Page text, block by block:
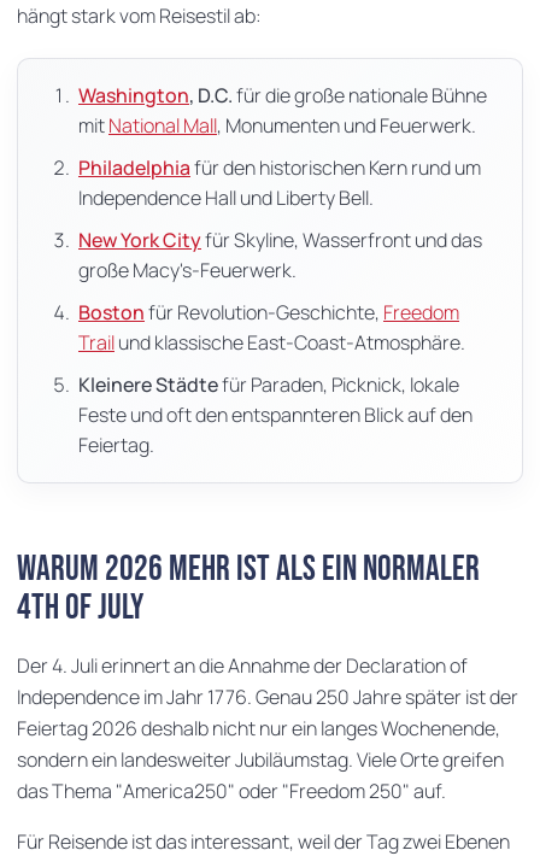
hängt stark vom Reisestil ab:
Washington, D.C.für die große nationale Bühne
mitNational Mall, Monumenten und Feuerwerk.
Philadelphiafür den historischen Kern rund um
Independence Hall und Liberty Bell.
New York Cityfür Skyline, Wasserfront und das
große Macy's-Feuerwerk.
Bostonfür Revolution-Geschichte, Freedom
Trailund klassische East-Coast-Atmosphäre.
Kleinere Städtefür Paraden, Picknick, lokale
Feste und oft den entspannteren Blick auf den
Feiertag.
Warum 2026 mehr ist als ein normaler
4th of July
Der 4. Juli erinnert an die Annahme der Declaration of
Independence im Jahr 1776. Genau 250 Jahre später ist der
Feiertag 2026 deshalb nicht nur ein langes Wochenende,
sondern ein landesweiter Jubiläumstag. Viele Orte greifen
das Thema "America250" oder "Freedom 250" auf.
Für Reisende ist das interessant, weil der Tag zwei Ebenen